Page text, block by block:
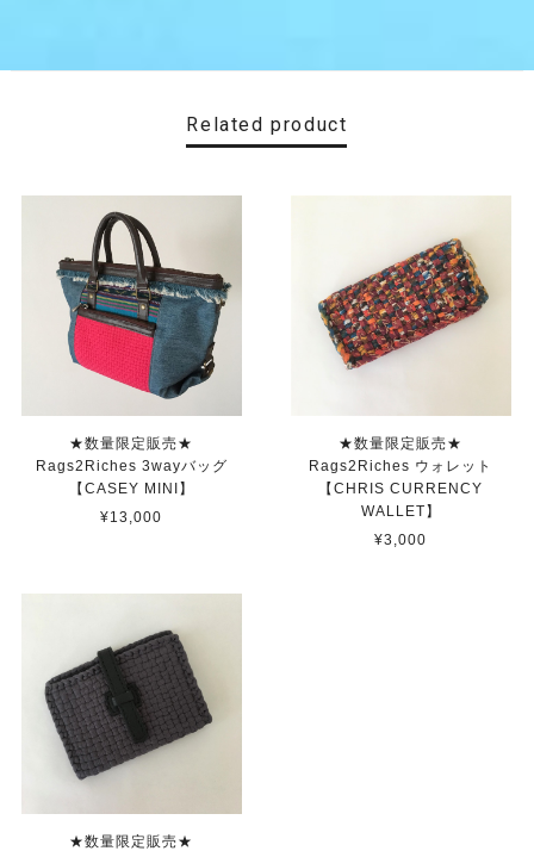
Related product
★数量限定販売★
Rags2Riches 3wayバッグ
【CASEY MINI】
¥13,000
★数量限定販売★
Rags2Riches ウォレット
【CHRIS CURRENCY
WALLET】
¥3,000
★数量限定販売★